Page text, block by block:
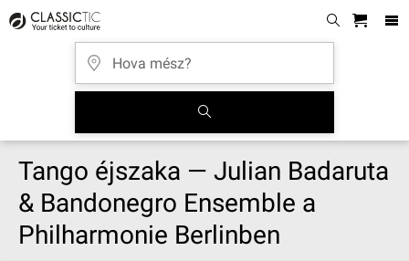
Tango éjszaka — Julian Badaruta
& Bandonegro Ensemble a
Philharmonie Berlinben